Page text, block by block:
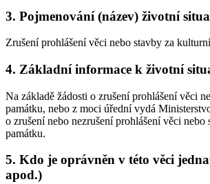
3. Pojmenování (název) životní
Zrušení prohlášení věci nebo stavby za
4. Základní informace k životní
Na základě žádosti o zrušení prohlášení věci
památku, nebo z moci úřední vydá
o zrušení nebo nezrušení prohlášení věci
památku.
5. Kdo je oprávněn v této věci
apod.)